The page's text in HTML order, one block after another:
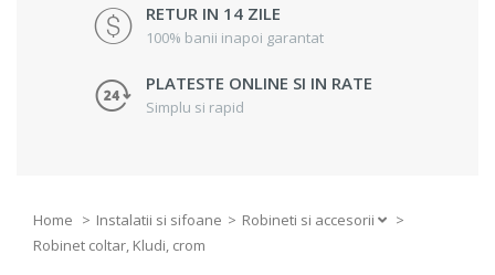
RETUR IN 14 ZILE
100% banii inapoi garantat
PLATESTE ONLINE SI IN RATE
Simplu si rapid
Home Instalatii si sifoane Robineti si accesorii
>
Robinet coltar, Kludi, crom